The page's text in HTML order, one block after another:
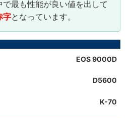
で最も性能が良い値を出して
字となっています。
EOS 9000D
D5600
K-70